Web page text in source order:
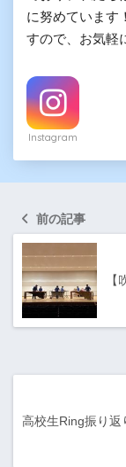
に努めています
すので、お気軽
Instagram
前の記事
高校生Ring振り返